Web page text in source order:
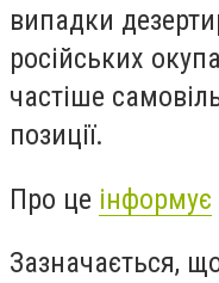
випадки
російських
частіше
позиції.
Про це інформує
Зазначається,